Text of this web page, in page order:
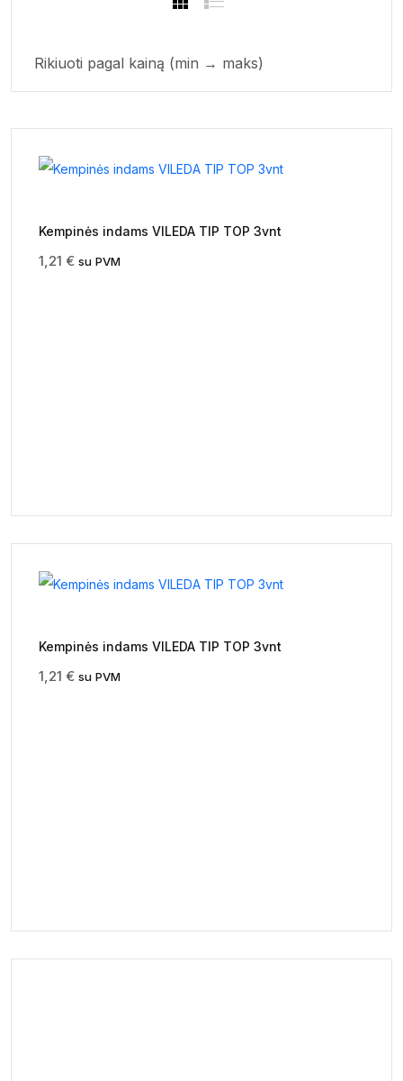
Kempinės indams VILEDA TIP TOP 3vnt
1,21 € su PVM
Kempinės indams VILEDA TIP TOP 3vnt
1,21 € su PVM